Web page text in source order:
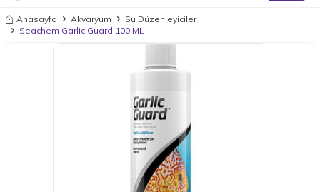
Anasayfa Akvaryum
Su Düzenleyiciler
Seachem Garlic Guard 100 ML